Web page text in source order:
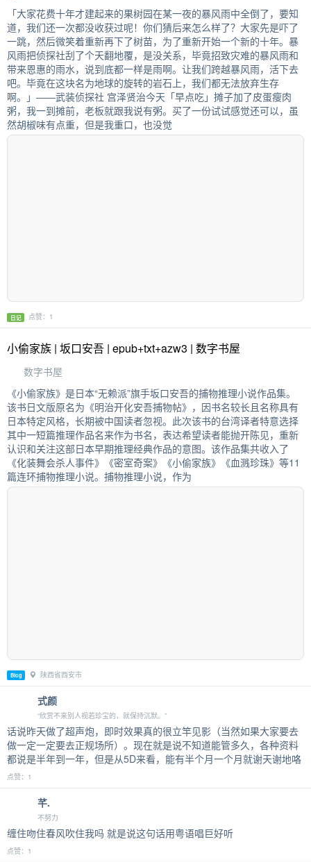
「大家花费十年才建起来的果树园在某一夜的暴风雨中全倒了，要知
道，我们还一次都没收获过呢！你们猜后来怎么样了？大家先是吓了
一跳，然后微笑着重新再下了树苗，为了重新开始一个新的十年。暴
风雨把侦探社刮了个天翻地覆，是没关系，毕竟招致灾难的暴风雨和
带来恩惠的雨水，说到底都一样是雨啊。让我们跨越暴风雨，活下去
吧。毕竟在这块名为地球的旋转的岩石上，我们都无法放弃生存
啊。」——武装侦探社 宫泽贤治今天「早点吃」摊子加了皮蛋瘦肉
粥，我一到摊前，老板就跟我说有粥。买了一份试试感觉还可以，虽
然胡椒味有点重，但是我重口，也没觉
日记 点赞：1
小偷家族 | 坂口安吾 | epub+txt+azw3 | 数字书屋
数字书屋
《小偷家族》是日本“无赖派”旗手坂口安吾的捕物推理小说作品集。
该书日文版原名为《明治开化安吾捕物帖》，因书名较长且名称具有
日本特定风格，长期被中国读者忽视。此次该书的台湾译者特意选择
其中一短篇推理作品名来作为书名，表达希望读者能抛开陈见，重新
认识和关注这部日本早期推理经典作品的意图。该作品集共收入了
《化装舞会杀人事件》《密室奇案》《小偷家族》《血溅珍珠》等11
篇连环捕物推理小说。捕物推理小说，作为
Blog 陕西省西安市
式颜
“欣赏不来别人视若珍宝的，就保持沉默。”
话说昨天做了超声炮，即时效果真的很立竿见影（当然如果大家要去
做一定一定要去正规场所）。现在就是说不知道能管多久，各种资料
都说是半年到一年，但是从5D来看，能有半个月一个月就谢天谢地咯
点赞：1
芊.
不努力
缠住吻住春风吹住我吗 就是说这句话用粤语唱巨好听
点赞：1